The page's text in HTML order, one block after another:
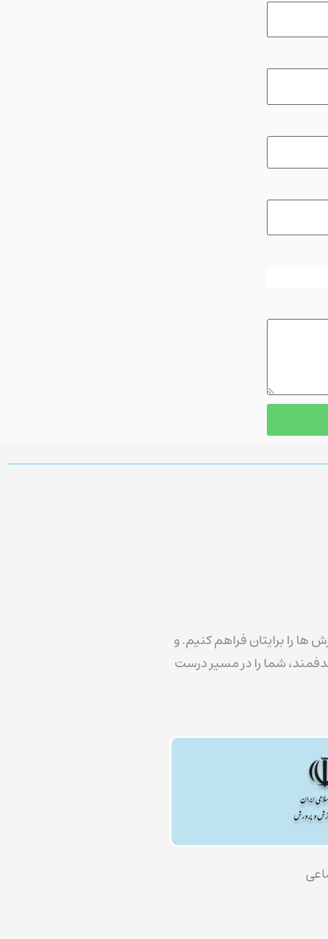
ها را برایتان فراهم کنیم. و
شما را در مسیر درست